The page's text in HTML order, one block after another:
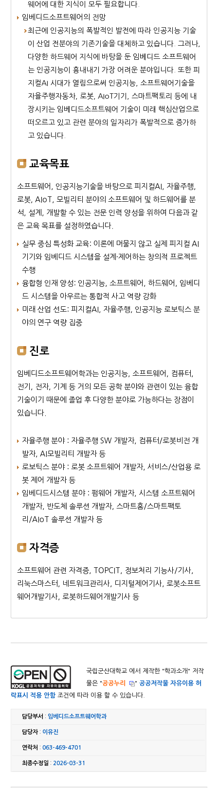
웨어에 대한 지식이 모두 필요합니다.
임베디드소프트웨어의 전망
최근에 인공지능의 폭발적인 발전에 따라 인공지능 기술
이 산업 전분야의 기존기술을 대체하고 있습니다. 그러나,
다양한 하드웨어 지식에 바탕을 둔 임베디드 소프트웨어
는 인공지능이 흉내내기 가장 어려운 분야입니다. 또한 피
지컬AI 시대가 열림으로써 인공지능, 소프트웨어기술을
자율주행자동차, 로봇, AIoT기기, 스마트팩토리 등에 내
장시키는 임베디드소프트웨어 기술이 미래 핵심산업으로
떠오르고 있고 관련 분야의 일자리가 폭발적으로 증가하
고 있습니다.
교육목표
소프트웨어, 인공지능기술을 바탕으로 피지컬AI, 자율주행,
로봇, AIoT, 모빌리티 분야의 소프트웨어 및 하드웨어를 분
석, 설계, 개발할 수 있는 전문 인력 양성을 위하여 다음과 같
은 교육 목표를 설정하였습니다.
실무 중심 특성화 교육: 이론에 머물지 않고 실제 피지컬 AI
기기와 임베디드 시스템을 설계·제어하는 창의적 프로젝트
수행
융합형 인재 양성: 인공지능, 소프트웨어, 하드웨어, 임베디
드 시스템을 아우르는 통합적 사고 역량 강화
미래 산업 선도: 피지컬AI, 자율주행, 인공지능 로보틱스 분
야의 연구 역량 집중
진로
임베디드소프트웨어학과는 인공지능, 소프트웨어, 컴퓨터,
전기, 전자, 기계 등 거의 모든 공학 분야와 관련이 있는 융합
기술이기 때문에 졸업 후 다양한 분야로 가능하다는 장점이
있습니다.
자율주행 분야 : 자율주행 SW 개발자, 컴퓨터/로봇비전 개
발자, AI모빌리티 개발자 등
로보틱스 분야 : 로봇 소프트웨어 개발자, 서비스/산업용 로
봇 제어 개발자 등
임베디드시스템 분야 : 펌웨어 개발자, 시스템 소프트웨어
개발자, 반도체 솔루션 개발자, 스마트홈/스마트팩토
리/AIoT 솔루션 개발자 등
자격증
소프트웨어 관련 자격증, TOPCIT, 정보처리 기능사/기사,
리눅스마스터, 네트워크관리사, 디지털제어기사, 로봇소프트
웨어개발기사, 로봇하드웨어개발기사 등
국립군산대학교 에서 제작한 "학과소개 " 저작
물은 "공공누리 "공공저작물 자유이용 허
락표시 적용 안함조건에 따라 이용 할 수 있습니다.
담당부서 : 임베디드소프트웨어학과
담당자: 이유진
연락처 :063-469-4701
최종수정일 : 2026-03-31